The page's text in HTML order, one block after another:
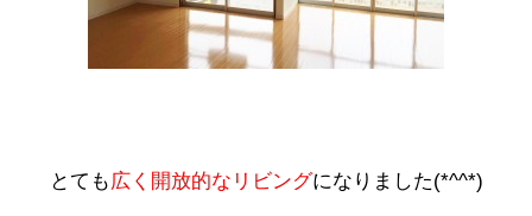
とても広く開放的なリビングになりました(*^^*)